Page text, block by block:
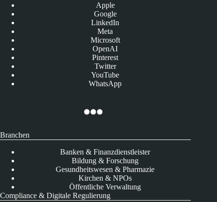
Apple
Google
LinkedIn
Meta
Microsoft
OpenAI
Pinterest
Twitter
YouTube
WhatsApp
Branchen
Banken & Finanzdienstleister
Bildung & Forschung
Gesundheitswesen & Pharmazie
Kirchen & NPOs
Öffentliche Verwaltung
Compliance & Digitale Regulierung